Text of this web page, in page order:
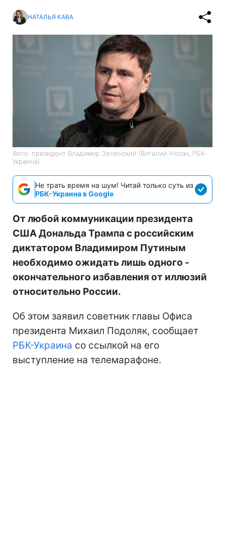
НАТАЛЬЯ КАВА
Фото: президент Владимир Зеленский (Виталий Носач, РБК-
Украина)
Не трать время на шум! Читай только суть из
РБК-Украина в Google
От любой коммуникации президента
США Дональда Трампа с российским
диктатором Владимиром Путиным
необходимо ожидать лишь одного -
окончательного избавления от иллюзий
относительно России.
Об этом заявил советник главы Офиса
президента Михаил Подоляк, сообщает
РБК-Украина со ссылкой на его
выступление на телемарафоне.